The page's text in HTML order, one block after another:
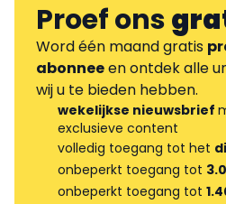
Proef ons
Word één maand gratis
abonneeen ontdek alle
wij u te bieden hebben.
wekelijkse nieuwsbrief
exclusieve content
volledig toegang tot het
onbeperkt toegang tot
onbeperkt toegang tot